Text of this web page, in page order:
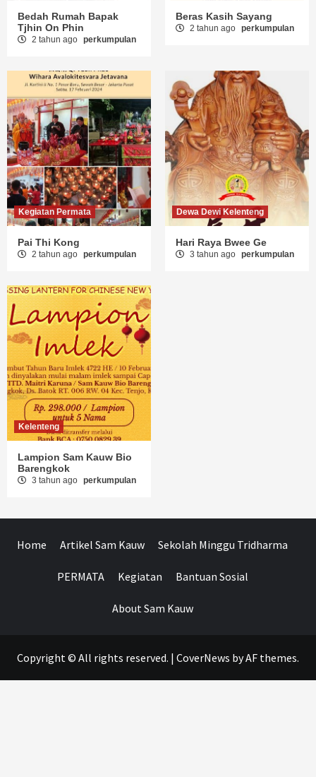
Bedah Rumah Bapak
Tjhin On Phin
2 tahun ago perkumpulan
Beras Kasih Sayang
2 tahun ago perkumpulan
Kegiatan Permata
Pai Thi Kong
2 tahun ago perkumpulan
Dewa Dewi Kelenteng
Hari Raya Bwee Ge
3 tahun ago perkumpulan
Kelenteng
Lampion Sam Kauw Bio
Barengkok
3 tahun ago perkumpulan
Home Artikel Sam Kauw Sekolah Minggu Tridharma
PERMATA Kegiatan Bantuan Sosial
About Sam Kauw
Copyright © All rights reserved. | CoverNews by AF themes.